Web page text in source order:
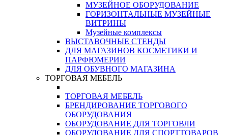
МУЗЕЙНОЕ ОБОРУДОВАНИЕ
ГОРИЗОНТАЛЬНЫЕ МУЗЕЙНЫЕ
ВИТРИНЫ
Музейные комплексы
ВЫСТАВОЧНЫЕ СТЕНДЫ
ДЛЯ МАГАЗИНОВ КОСМЕТИКИ И
ПАРФЮМЕРИИ
ДЛЯ ОБУВНОГО МАГАЗИНА
ТОРГОВАЯ МЕБЕЛЬ
ТОРГОВАЯ МЕБЕЛЬ
БРЕНДИРОВАНИЕ ТОРГОВОГО
ОБОРУДОВАНИЯ
ОБОРУДОВАНИЕ ДЛЯ ТОРГОВЛИ
ОБОРУДОВАНИЕ ДЛЯ СПОРТТОВАРОВ